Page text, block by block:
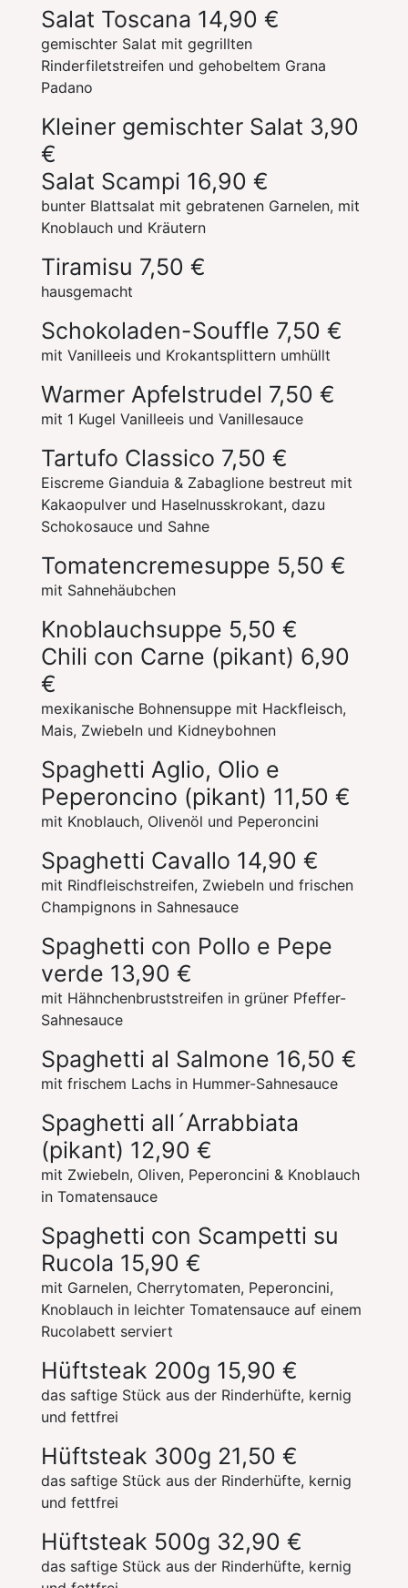
Salat Toscana 14,90 €
gemischter Salat mit gegrillten
Rinderfiletstreifen und gehobeltem Grana
Padano
Kleiner gemischter Salat 3,90
€
Salat Scampi 16,90 €
bunter Blattsalat mit gebratenen Garnelen, mit
Knoblauch und Kräutern
Tiramisu 7,50 €
hausgemacht
Schokoladen-Souffle 7,50 €
mit Vanilleeis und Krokantsplittern umhüllt
Warmer Apfelstrudel 7,50 €
mit 1 Kugel Vanilleeis und Vanillesauce
Tartufo Classico 7,50 €
Eiscreme Gianduia & Zabaglione bestreut mit
Kakaopulver und Haselnusskrokant, dazu
Schokosauce und Sahne
Tomatencremesuppe 5,50 €
mit Sahnehäubchen
Knoblauchsuppe 5,50 €
Chili con Carne (pikant) 6,90
€
mexikanische Bohnensuppe mit Hackfleisch,
Mais, Zwiebeln und Kidneybohnen
Spaghetti Aglio, Olio e
Peperoncino (pikant) 11,50 €
mit Knoblauch, Olivenöl und Peperoncini
Spaghetti Cavallo 14,90 €
mit Rindfleischstreifen, Zwiebeln und frischen
Champignons in Sahnesauce
Spaghetti con Pollo e Pepe
verde 13,90 €
mit Hähnchenbruststreifen in grüner Pfeffer-
Sahnesauce
Spaghetti al Salmone 16,50 €
mit frischem Lachs in Hummer-Sahnesauce
Spaghetti all´Arrabbiata
(pikant) 12,90 €
mit Zwiebeln, Oliven, Peperoncini & Knoblauch
in Tomatensauce
Spaghetti con Scampetti su
Rucola 15,90 €
mit Garnelen, Cherrytomaten, Peperoncini,
Knoblauch in leichter Tomatensauce auf einem
Rucolabett serviert
Hüftsteak 200g 15,90 €
das saftige Stück aus der Rinderhüfte, kernig
und fettfrei
Hüftsteak 300g 21,50 €
das saftige Stück aus der Rinderhüfte, kernig
und fettfrei
Hüftsteak 500g 32,90 €
das saftige Stück aus der Rinderhüfte, kernig